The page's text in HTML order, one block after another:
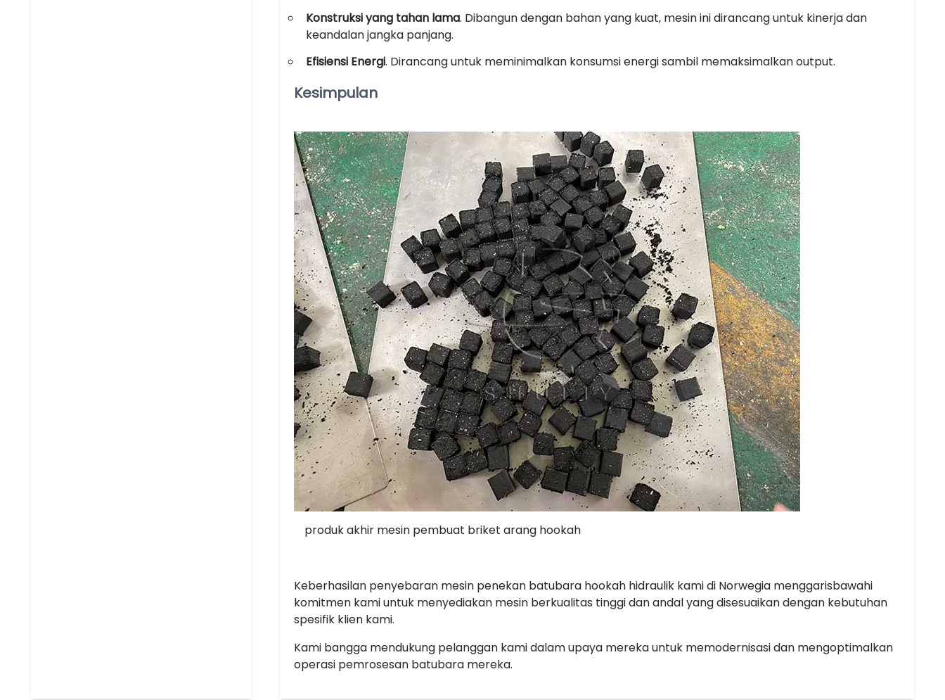
Konstruksi yang tahan lama. Dibangun dengan bahan yang kuat, mesin ini dirancang untuk kinerja dan
keandalan jangka panjang.
Efisiensi Energi. Dirancang untuk meminimalkan konsumsi energi sambil memaksimalkan output.
Kesimpulan
produk akhir mesin pembuat briket arang hookah
Keberhasilan penyebaran mesin penekan batubara hookah hidraulik kami di Norwegia menggarisbawahi
komitmen kami untuk menyediakan mesin berkualitas tinggi dan andal yang disesuaikan dengan kebutuhan
spesifik klien kami.
Kami bangga mendukung pelanggan kami dalam upaya mereka untuk memodernisasi dan mengoptimalkan
operasi pemrosesan batubara mereka.